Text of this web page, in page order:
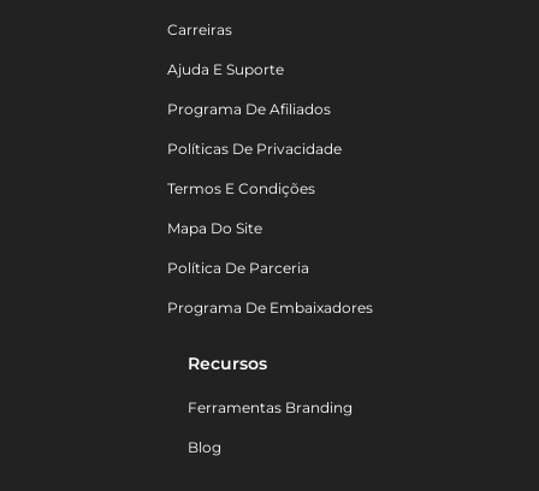
Carreiras
Ajuda E Suporte
Programa De Afiliados
Políticas De Privacidade
Termos E Condições
Mapa Do Site
Política De Parceria
Programa De Embaixadores
Recursos
Ferramentas Branding
Blog